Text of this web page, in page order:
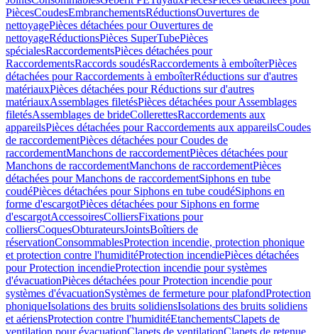
PiècesCoudesEmbranchementsRéductionsOuvertures de
nettoyagePièces détachées pour Ouvertures de
nettoyageRéductionsPièces SuperTubePièces
spécialesRaccordementsPièces détachées pour
RaccordementsRaccords soudésRaccordements à emboîterPièces
détachées pour Raccordements à emboîterRéductions sur d'autres
matériauxPièces détachées pour Réductions sur d'autres
matériauxAssemblages filetésPièces détachées pour Assemblages
filetésAssemblages de brideCollerettesRaccordements aux
appareilsPièces détachées pour Raccordements aux appareilsCoudes
de raccordementPièces détachées pour Coudes de
raccordementManchons de raccordementPièces détachées pour
Manchons de raccordementManchons de raccordementPièces
détachées pour Manchons de raccordementSiphons en tube
coudéPièces détachées pour Siphons en tube coudéSiphons en
forme d'escargotPièces détachées pour Siphons en forme
d'escargotAccessoiresColliersFixations pour
colliersCoquesObturateursJointsBoîtiers de
réservationConsommablesProtection incendie, protection phonique
et protection contre l'humiditéProtection incendiePièces détachées
pour Protection incendieProtection incendie pour systèmes
d'évacuationPièces détachées pour Protection incendie pour
systèmes d'évacuationSystèmes de fermeture pour plafondProtection
phoniqueIsolations des bruits solidiensIsolations des bruits solidiens
et aériensProtection contre l'humiditéEtanchementsClapets de
ventilation pour évacuationClapets de ventilationClapets de retenue